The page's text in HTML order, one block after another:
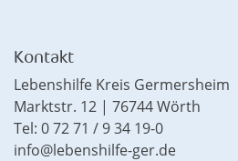
Kontakt
Lebenshilfe Kreis Germersheim
Marktstr. 12 | 76744 Wörth
Tel: 0 72 71 / 9 34 19-0
info@lebenshilfe-ger.de